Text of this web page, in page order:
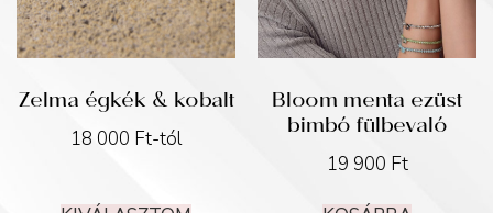
Zelma égkék & kobalt
18 000 Ft-tól
Bloom menta ezüst
bimbó fülbevaló
19 900 Ft